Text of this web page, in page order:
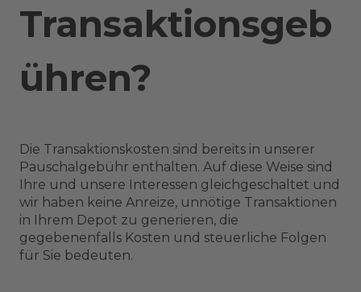
Transaktionsgeb
ühren?
Die Transaktionskosten sind bereits in unserer
Pauschalgebühr enthalten. Auf diese Weise sind
Ihre und unsere Interessen gleichgeschaltet und
wir haben keine Anreize, unnötige Transaktionen
in Ihrem Depot zu generieren, die
gegebenenfalls Kosten und steuerliche Folgen
für Sie bedeuten.